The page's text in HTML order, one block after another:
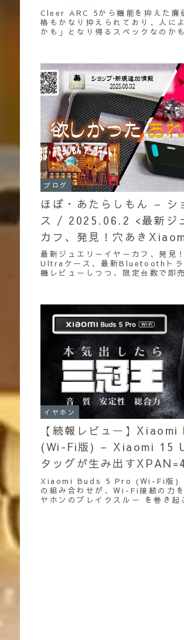
Cleer ARC 5から機能を抑えた廉
格もかなり抑えられており、人に
かも」となり得るスペックなのか
ブログ
ほぼ・あたらしもん – シ
ス / 2025.06.2 <最新ジ
カフ、発見！穴あき
ース、最新Bluetoothトラ
最新ジュエリーイヤーカフ、発
Ultraケース、最新Bluetoothトラ
機レビューしつつ、限定台数で即
イヤホン
【続報レビュー】
(Wi-Fi版) – Xiaomi 15
タッグが生み出す
衝撃!!【接続実験】
Xiaomi Buds 5 Pro (Wi-Fi版)
の組み合わせが、Wi-Fi接続の力
ヤホンのブレイクスルー を巻き起